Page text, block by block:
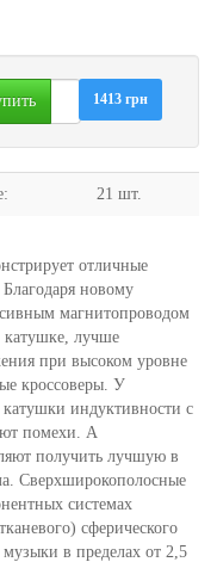
1413 грн
21 шт.
отличные
новому
магнитопроводом
катушке, лучше
при высоком уровне
кроссоверы. У
индуктивности с
помехи. А
получить лучшую в
Сверхширокополосные
системах
сферического
в пределах от 2,5